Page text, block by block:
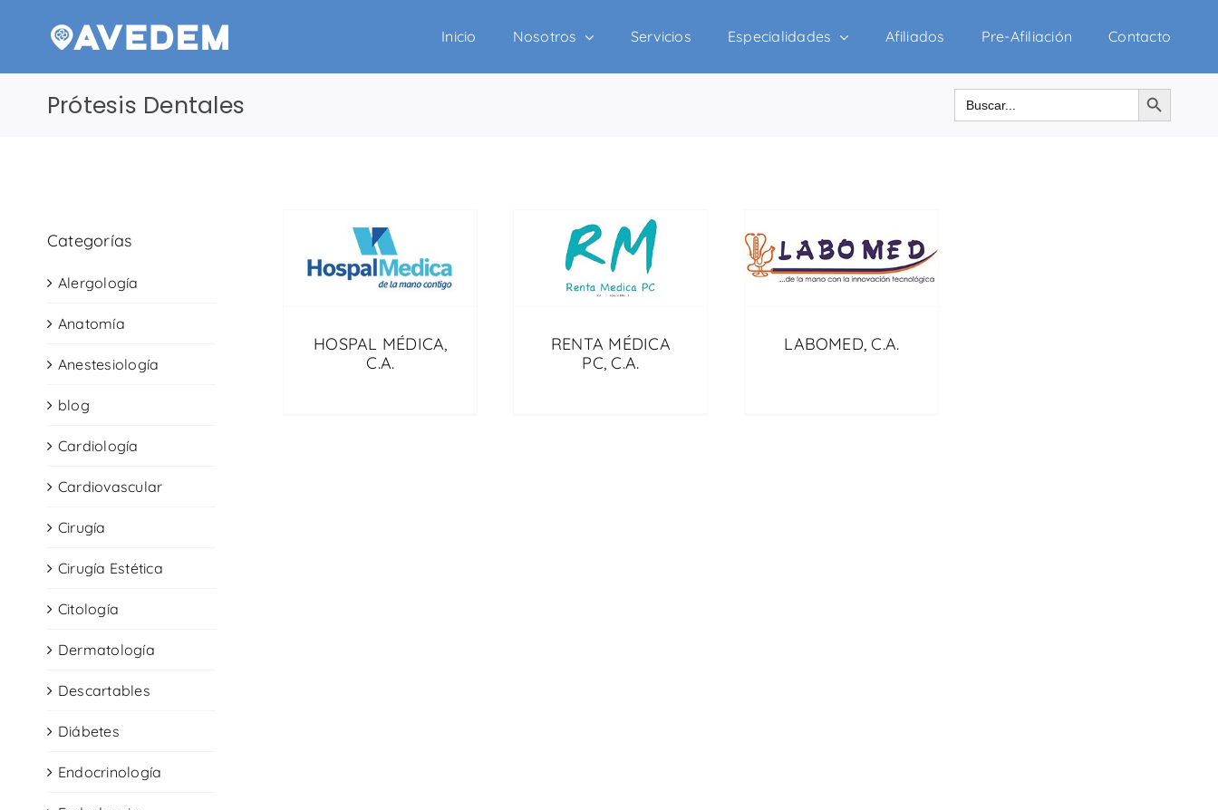
contenido
Inicio Nosotros Servicios Especialidades Afiliados Pre-Afiliación Contacto
Prótesis Dentales Buscar: Botón de búsqueda
HOSPAL MÉDICA,
C.A.
RENTA MÉDICA
PC, C.A.
LABOMED, C.A.
Categorías
Alergología
Anatomía
Anestesiología
blog
Cardiología
Cardiovascular
Cirugía
Cirugía Estética
Citología
Dermatología
Descartables
Diábetes
Endocrinología